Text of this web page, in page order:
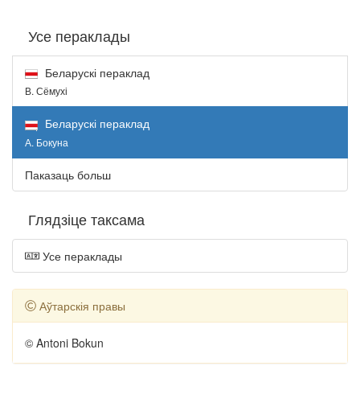
Усе пераклады
Беларускі пераклад
В. Сёмухі
Беларускі пераклад
А. Бокуна
Паказаць больш
Глядзіце таксама
Усе пераклады
Аўтарскія правы
© Antoni Bokun